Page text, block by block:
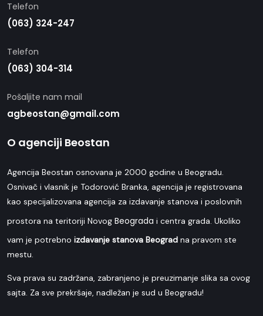
Telefon
(063) 324-247
Telefon
(063) 304-314
Pošaljite nam mail
agbeostan@gmail.com
O agenciji Beostan
Agencija Beostan osnovana je 2000 godine u Beogradu.
Osnivač i vlasnik je Todorović Branka, agencija je registrovana
kao specijalizovana agencija za izdavanje stanova i poslovnih
prostora na teritoriji Novog Beograda i centra grada. Ukoliko
vam je potrebno izdavanje stanova Beograd na pravom ste
mestu.
Sva prava su zadržana, zabranjeno je preuzimanje slika sa ovog
sajta. Za sve prekršaje, nadležan je sud u Beogradu!